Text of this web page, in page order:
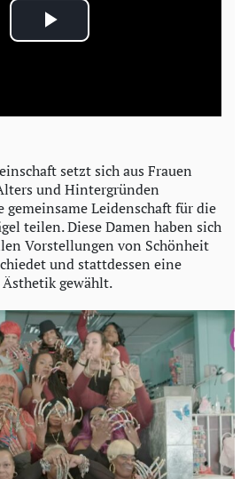
P
a
y
V
i
d
e
o
setzt sich aus Frauen
und Hintergründen
gemeinsame Leidenschaft für die
teilen. Diese Damen haben sich
Vorstellungen von Schönheit
und stattdessen eine
gewählt.